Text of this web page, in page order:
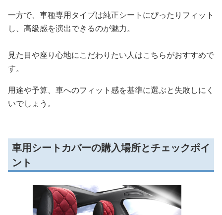
一方で、車種専用タイプは純正シートにぴったりフィット
し、高級感を演出できるのが魅力。
見た目や座り心地にこだわりたい人はこちらがおすすめで
す。
用途や予算、車へのフィット感を基準に選ぶと失敗しにく
いでしょう。
車用シートカバーの購入場所とチェックポイ
ント